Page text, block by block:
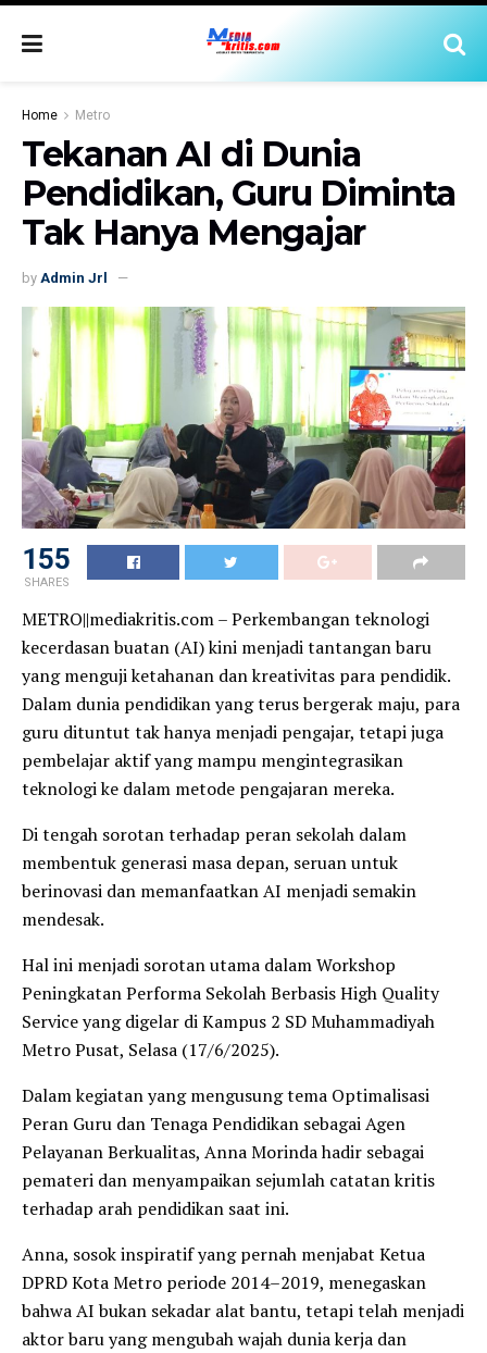
Home Metro
Tekanan AI di Dunia
Pendidikan, Guru Diminta
Tak Hanya Mengajar
by Admin Jrl
155
SHARES
METRO||mediakritis.com – Perkembangan teknologi
kecerdasan buatan (AI) kini menjadi tantangan baru
yang menguji ketahanan dan kreativitas para pendidik.
Dalam dunia pendidikan yang terus bergerak maju, para
guru dituntut tak hanya menjadi pengajar, tetapi juga
pembelajar aktif yang mampu mengintegrasikan
teknologi ke dalam metode pengajaran mereka.
Di tengah sorotan terhadap peran sekolah dalam
membentuk generasi masa depan, seruan untuk
berinovasi dan memanfaatkan AI menjadi semakin
mendesak.
Hal ini menjadi sorotan utama dalam Workshop
Peningkatan Performa Sekolah Berbasis High Quality
Service yang digelar di Kampus 2 SD Muhammadiyah
Metro Pusat, Selasa (17/6/2025).
Dalam kegiatan yang mengusung tema Optimalisasi
Peran Guru dan Tenaga Pendidikan sebagai Agen
Pelayanan Berkualitas, Anna Morinda hadir sebagai
pemateri dan menyampaikan sejumlah catatan kritis
terhadap arah pendidikan saat ini.
Anna, sosok inspiratif yang pernah menjabat Ketua
DPRD Kota Metro periode 2014–2019, menegaskan
bahwa AI bukan sekadar alat bantu, tetapi telah menjadi
aktor baru yang mengubah wajah dunia kerja dan